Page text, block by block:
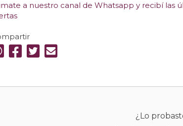
a nuestro canal de Whatsapp y recibí las
¿Lo